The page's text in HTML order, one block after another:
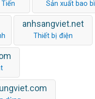
Sản xuất bao bì
anhsangviet.net
Thiết bị điện